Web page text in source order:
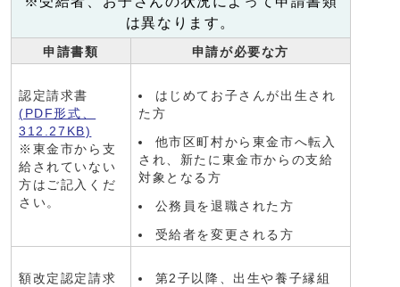
は異なります。
申請書類 申請が必要な方
認定請求書
(PDF形式、
312.27KB)
※東金市から支
給されていない
方はご記入くだ
さい。
はじめてお子さんが出生され
た方
他市区町村から東金市へ転入
され、新たに東金市からの支給
対象となる方
公務員を退職された方
受給者を変更される方
額改定認定請求
第2子以降、出生や養子縁組